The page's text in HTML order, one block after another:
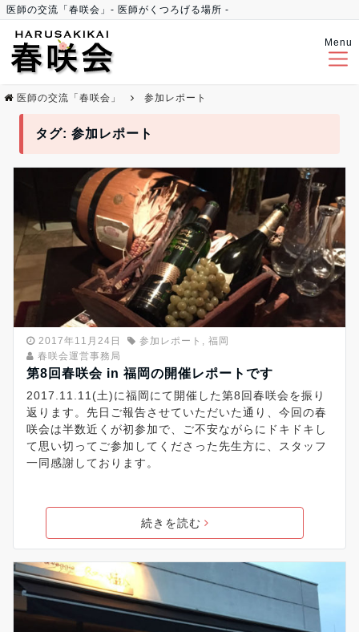
医師の交流「春咲会」- 医師がくつろげる場所 -
Menu
医師の交流「春咲会」 参加レポート
タグ: 参加レポート
2017年11月24日 参加レポート , 福岡
春咲会運営事務局
第8回春咲会 in 福岡の開催レポートです
2017.11.11(土)に福岡にて開催した第8回春咲会を振り
返ります。先日ご報告させていただいた通り、今回の春
咲会は半数近くが初参加で、ご不安ながらにドキドキし
て思い切ってご参加してくださった先生方に、スタッフ
一同感謝しております。
続きを読む